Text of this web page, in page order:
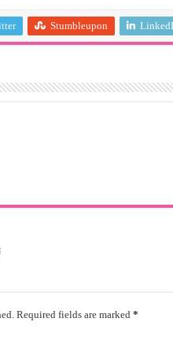
Stumbleupon
Required fields are marked *